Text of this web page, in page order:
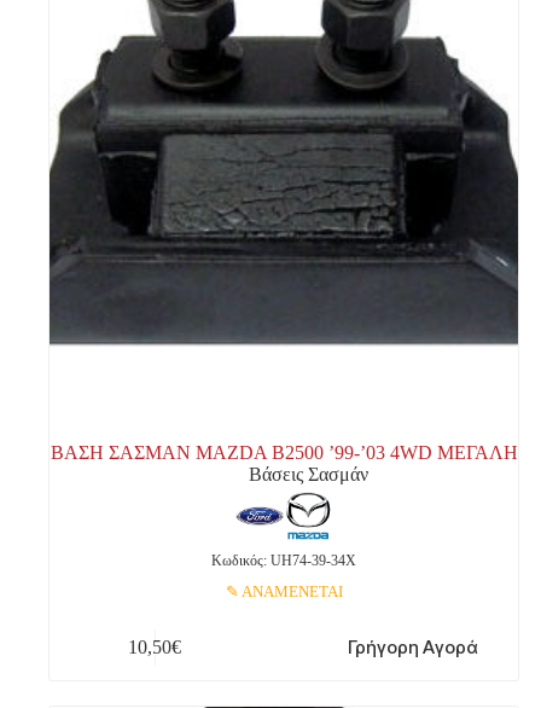
ΒΑΣΗ ΣΑΣΜΑΝ MAZDA B2500 ’99-’03 4WD ΜΕΓΑΛΗ
Βάσεις Σασμάν
Κωδικός: UH74-39-34X
ΑΝΑΜΕΝΕΤΑΙ
10,50€ Γρήγορη Αγορά